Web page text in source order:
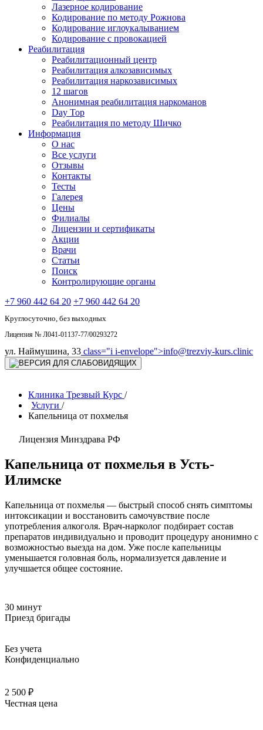
Лазерное кодирование
Кодирование по методу Рожнова
Кодирование иглоукалыванием
Кодирование с провокацией
Реабилитация
Реабилитационный центр
Реабилитация алкозависимых
Реабилитация наркозависимых
12 шагов
Анонимная реабилитация наркоманов
Day Top
Реабилитация по методу Шичко
Информация
О нас
Все услуги
Отзывы
Контакты
Тесты
Галерея
Цены
Филиалы
Лицензии и сертификаты
Акции
Врачи
Статьи
Поиск
Контролирующие органы
+7 960 442 64 20 +7 960 442 64 20
Круглосуточно, без выходных
Лицензия № Л041-01137-77/00293272
ул. Наймушина, 33 class="i i-envelope">info@trezviy-kurs.clinic
Клиника Трезвый Курс /
Услуги /
Капельница от похмелья
Лицензия Минздрава РФ
Капельница от похмелья в Усть-
Илимске
Капельница от похмелья — быстрый способ снять симптомы
интоксикации и восстановить самочувствие после
употребления алкоголя. Врач-нарколог подбирает состав
препаратов индивидуально и проводит процедуру анонимно с
возможностью выезда на дом. Уже после капельницы
уменьшается головная боль, нормализуется давление и
улучшается общее состояние.
30 минут
Приезд бригады
Без учета
Конфиденциально
2 500 ₽
Честная цена